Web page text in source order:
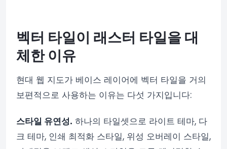
벡터 타일이 래스터 타일을 대
체한 이유
현대 웹 지도가 베이스 레이어에 벡터 타일을 거의
보편적으로 사용하는 이유는 다섯 가지입니다:
스타일 유연성. 하나의 타일셋으로 라이트 테마, 다
크 테마, 인쇄 최적화 스타일, 위성 오버레이 스타일,